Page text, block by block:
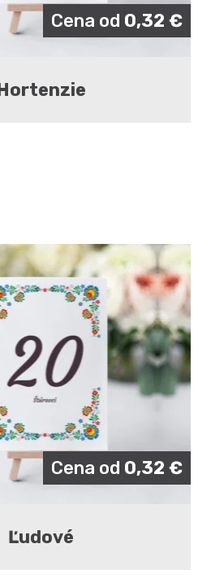
Cena od 0,32 €
Cena od 0,32 €
Ľudové